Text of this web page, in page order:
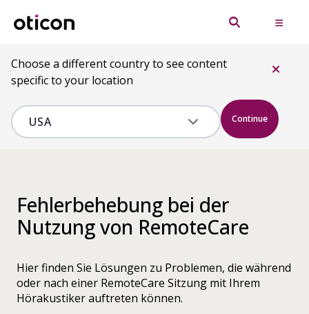
Choose a different country to see content
specific to your location
Continue
Fehlerbehebung bei der
Nutzung von RemoteCare
Hier finden Sie Lösungen zu Problemen, die während
oder nach einer RemoteCare Sitzung mit Ihrem
Hörakustiker auftreten können.